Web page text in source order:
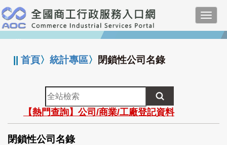
跳
到
主
要
:::
||首頁〉統計專區〉 閉鎖性公司名錄
全
站
檢
索
【熱門查詢】公司/商業/工廠登記資料
閉鎖性公司名錄